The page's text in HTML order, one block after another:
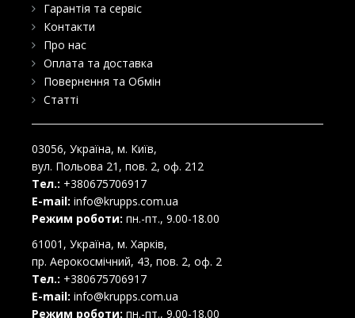
Гарантія та сервіс
Контакти
Про нас
Оплата та доставка
Повернення та Обмін
Статті
03056, Україна, м. Київ,
вул. Польова 21, пов. 2, оф. 212
Тел.: +380675706917
E-mail: info@krupps.com.ua
Режим роботи: пн.-пт., 9.00-18.00
61001 , Україна, м. Харків,
пр. Аерокосмічний, 43, пов. 2, оф. 2
Тел.: +380675706917
E-mail: info@krupps.com.ua
Режим роботи: пн.-пт., 9.00-18.00